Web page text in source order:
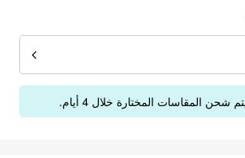
المقاسات المختارة خلال 4 أيام.